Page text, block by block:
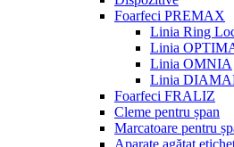
Foarfeci PREMAX
Linia Ring
Linia
Linia OMNIA
Linia
Foarfeci FRALIZ
Cleme pentru șpan
Marcatoare pentru
Aparate agățat